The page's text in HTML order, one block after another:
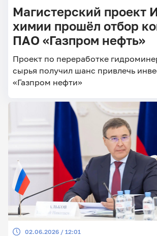
Магистерский проект
химии прошёл отбор
ПАО «Газпром нефть»
Проект по переработке
сырья получил шанс привлечь
«Газпром нефти»
02.06.2026 / 12:01